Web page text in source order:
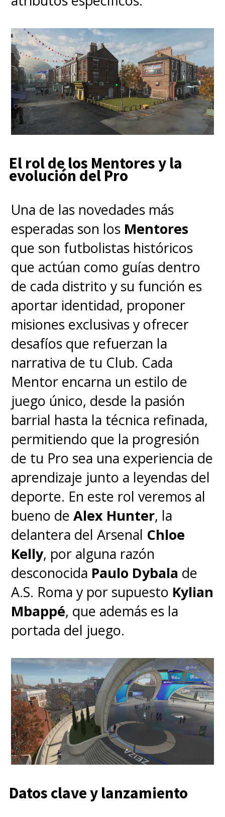
El rol de los Mentores y la
evolución del Pro
Una de las novedades más
esperadas son los Mentores
que son futbolistas históricos
que actúan como guías dentro
de cada distrito y su función es
aportar identidad, proponer
misiones exclusivas y ofrecer
desafíos que refuerzan la
narrativa de tu Club. Cada
Mentor encarna un estilo de
juego único, desde la pasión
barrial hasta la técnica refinada,
permitiendo que la progresión
de tu Pro sea una experiencia de
aprendizaje junto a leyendas del
deporte. En este rol veremos al
bueno deAlex Hunter, la
delantera del Arsenal Chloe
Kelly, por alguna razón
desconocida Paulo Dybala de
A.S. Roma y por supuesto Kylian
Mbappé, que además es la
portada del juego.
Datos clave y lanzamiento